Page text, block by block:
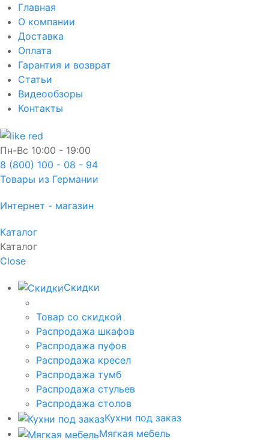
Главная
О компании
Доставка
Оплата
Гарантия и возврат
Статьи
Видеообзоры
Контакты
Пн-Вс 10:00 - 19:00
8 (800) 100 - 08 - 94
Товары из Германии
Интернет - магазин
Каталог
Каталог
Close
Скидки
Товар со скидкой
Распродажа шкафов
Распродажа пуфов
Распродажа кресел
Распродажа тумб
Распродажа стульев
Распродажа столов
Кухни под заказ
Мягкая мебель